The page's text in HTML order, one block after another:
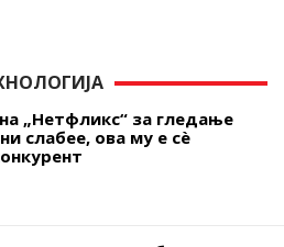
„Нетфликс“ за гледање
слабее, ова му е сѐ